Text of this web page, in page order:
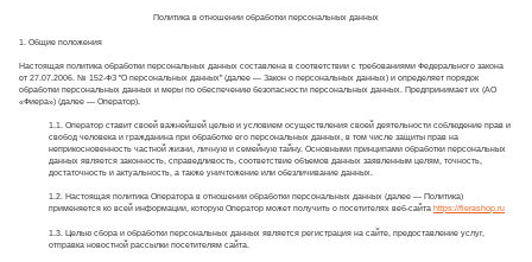
Политика в отношении обработки персональных данных
1. Общие положения
Настоящая политика обработки персональных данных составлена в соответствии с требованиями Федерального закона
от 27.07.2006. № 152-ФЗ "О персональных данных" (далее — Закон о персональных данных) и определяет порядок
обработки персональных данных и меры по обеспечению безопасности персональных данных. Предпринимает их (АО
«Фиера») (далее — Оператор).
1.1. Оператор ставит своей важнейшей целью и условием осуществления своей деятельности соблюдение прав и
свобод человека и гражданина при обработке его персональных данных, в том числе защиты прав на
неприкосновенность частной жизни, личную и семейную тайну. Основными принципами обработки персональных
данных является законность, справедливость, соответствие объемов данных заявленным целям, точность,
достаточность и актуальность, а также уничтожение или обезличивание данных.
1.2. Настоящая политика Оператора в отношении обработки персональных данных (далее — Политика)
применяется ко всей информации, которую Оператор может получить о посетителях веб-сайта https://fierashop.ru
1.3. Целью сбора и обработки персональных данных является регистрация на сайте, предоставление услуг,
отправка новостной рассылки посетителям сайта.